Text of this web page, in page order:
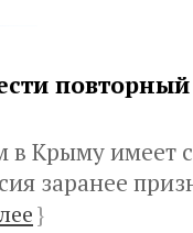
Крыму имеет
заранее
}